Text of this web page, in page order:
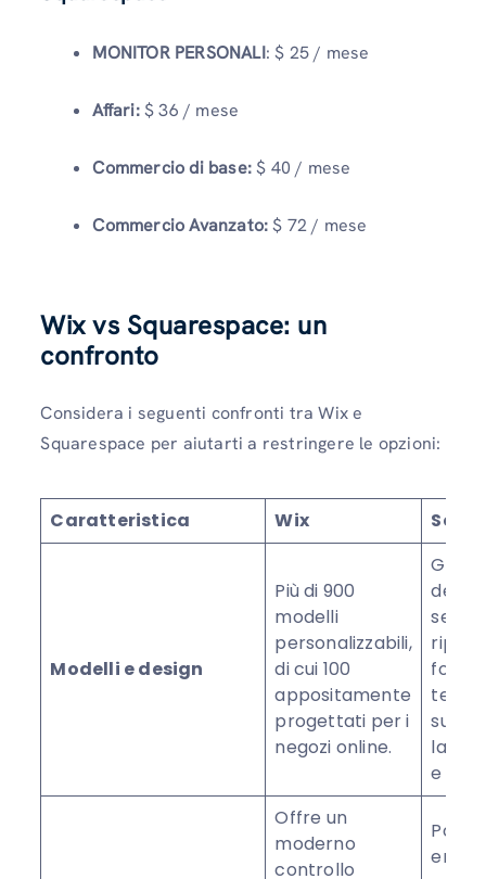
MONITOR PERSONALI: $ 25 / mese
Affari:$ 36 / mese
Commercio di base:$ 40 / mese
Commercio Avanzato:$ 72 / mese
Wix vs Squarespace: un
confronto
Considera i seguenti confronti tra Wix e
Squarespace per aiutarti a restringere le opzioni:
Caratteristica Wix
Modelli e design
Più di 900
modelli
personalizzabili,
di cui 100
appositamente
progettati per i
negozi online.
tema
su
e
Offre un
moderno
controllo
Pone
enfasi